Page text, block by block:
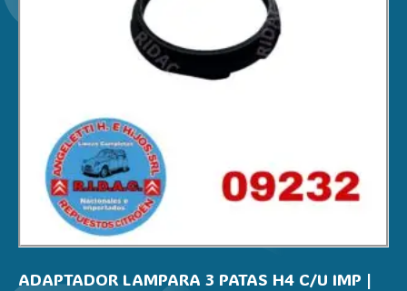
ADAPTADOR LAMPARA 3 PATAS H4 C/U IMP |